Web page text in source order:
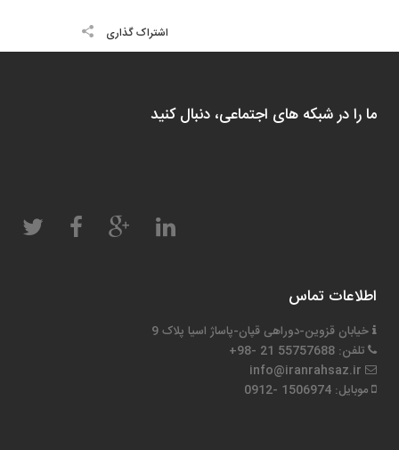
اشتراک گذاری
ما را در شبکه های اجتماعی، دنبال کنید
اطلاعات تماس
خیابان قزوین-دوراهی قپان-پاساژ اسیا پلاک 9
تلفن: 55757688 21 -98+
موبایل: 1506974 -0912